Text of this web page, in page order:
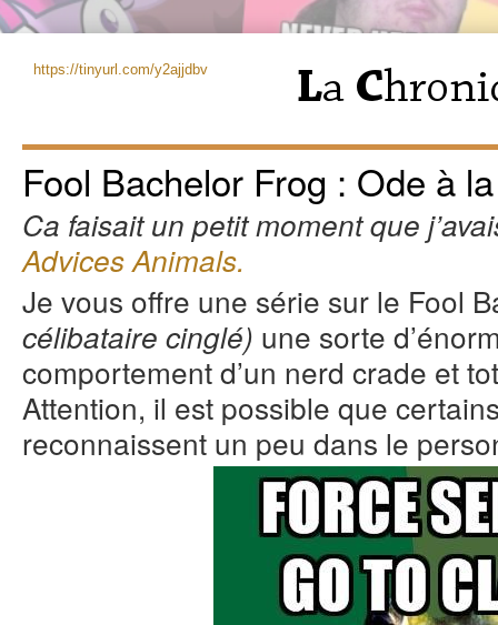
https://tinyurl.com/y2ajjdbv
Fool Bachelor Frog : Ode à
Ca faisait un petit moment que
Advices Animals.
Je vous offre une série sur le Fool
célibataire cinglé) une sorte
comportement d’un nerd crade et
Attention, il est possible que
reconnaissent un peu dans le